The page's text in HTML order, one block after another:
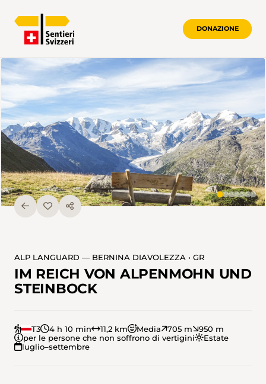
DONAZIONE
ALP LANGUARD — BERNINA DIAVOLEZZA • GR
IM REICH VON ALPENMOHN UND
STEINBOCK
T3 4 h 10 min 11,2 km Media 705 m
950 m
per le persone che non soffrono di vertigini
Estate
luglio–settembre